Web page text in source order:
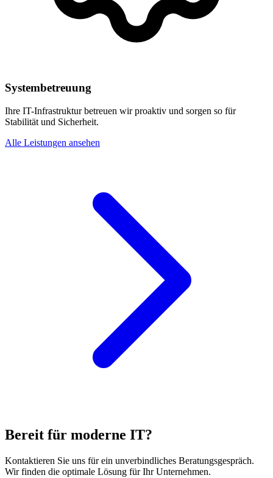
Systembetreuung
Ihre IT-Infrastruktur betreuen wir proaktiv und sorgen so für
Stabilität und Sicherheit.
Alle Leistungen ansehen
Bereit für moderne IT?
Kontaktieren Sie uns für ein unverbindliches Beratungsgespräch.
Wir finden die optimale Lösung für Ihr Unternehmen.